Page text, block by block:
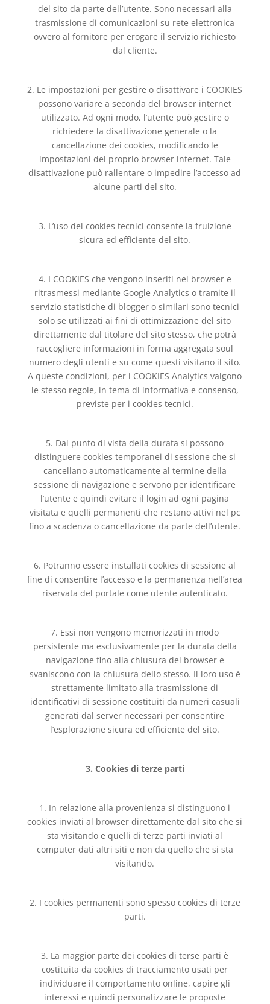
del sito da parte dell’utente. Sono necessari alla
trasmissione di comunicazioni su rete elettronica
ovvero al fornitore per erogare il servizio richiesto
dal cliente.
2. Le impostazioni per gestire o disattivare i COOKIES
possono variare a seconda del browser internet
utilizzato. Ad ogni modo, l’utente può gestire o
richiedere la disattivazione generale o la
cancellazione dei cookies, modificando le
impostazioni del proprio browser internet. Tale
disattivazione può rallentare o impedire l’accesso ad
alcune parti del sito.
3. L’uso dei cookies tecnici consente la fruizione
sicura ed efficiente del sito.
4. I COOKIES che vengono inseriti nel browser e
ritrasmessi mediante Google Analytics o tramite il
servizio statistiche di blogger o similari sono tecnici
solo se utilizzati ai fini di ottimizzazione del sito
direttamente dal titolare del sito stesso, che potrà
raccogliere informazioni in forma aggregata soul
numero degli utenti e su come questi visitano il sito.
A queste condizioni, per i COOKIES Analytics valgono
le stesso regole, in tema di informativa e consenso,
previste per i cookies tecnici.
5. Dal punto di vista della durata si possono
distinguere cookies temporanei di sessione che si
cancellano automaticamente al termine della
sessione di navigazione e servono per identificare
l’utente e quindi evitare il login ad ogni pagina
visitata e quelli permanenti che restano attivi nel pc
fino a scadenza o cancellazione da parte dell’utente.
6. Potranno essere installati cookies di sessione al
fine di consentire l’accesso e la permanenza nell’area
riservata del portale come utente autenticato.
7. Essi non vengono memorizzati in modo
persistente ma esclusivamente per la durata della
navigazione fino alla chiusura del browser e
svaniscono con la chiusura dello stesso. Il loro uso è
strettamente limitato alla trasmissione di
identificativi di sessione costituiti da numeri casuali
generati dal server necessari per consentire
l’esplorazione sicura ed efficiente del sito.
3. Cookies di terze parti
1. In relazione alla provenienza si distinguono i
cookies inviati al browser direttamente dal sito che si
sta visitando e quelli di terze parti inviati al
computer dati altri siti e non da quello che si sta
visitando.
2. I cookies permanenti sono spesso cookies di terze
parti.
3. La maggior parte dei cookies di terse parti è
costituita da cookies di tracciamento usati per
individuare il comportamento online, capire gli
interessi e quindi personalizzare le proposte